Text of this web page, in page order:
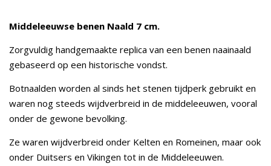
Middeleeuwse benen Naald 7 cm.
Zorgvuldig handgemaakte replica van een benen naainaald
gebaseerd op een historische vondst.
Botnaalden worden al sinds het stenen tijdperk gebruikt en
waren nog steeds wijdverbreid in de middeleeuwen, vooral
onder de gewone bevolking.
Ze waren wijdverbreid onder Kelten en Romeinen, maar ook
onder Duitsers en Vikingen tot in de Middeleeuwen.